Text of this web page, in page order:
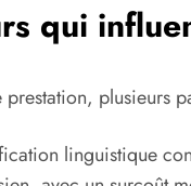
qui
plusieurs
linguistique